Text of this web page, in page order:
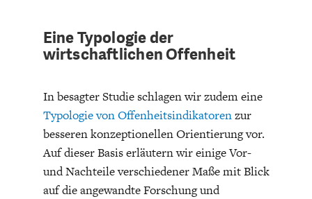
Eine Typologie der
wirtschaftlichen Offenheit
In besagter Studie schlagen wir zudem eine
Typologie von Offenheitsindikatorenzur
besseren konzeptionellen Orientierung vor.
Auf dieser Basis erläutern wir einige Vor-
und Nachteile verschiedener Maße mit Blick
auf die angewandte Forschung und